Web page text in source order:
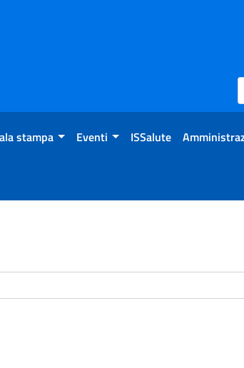
stampa Eventi ISSalute